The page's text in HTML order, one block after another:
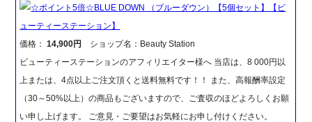
☆ポイント5倍☆BLUE DOWN （ブルーダウン）【5個セット】【ビ
ューティーステーション】
価格：14,900円
ショップ名：Beauty Station
ビューティーステーションのアフィリエイター様へ 当店は、8 000円以
上または、4点以上ご注文頂くと送料無料です！！ また、高報酬率設定
（30～50%以上）の商品もございますので、ご査収のほどよろしくお願
い申し上げます。 ご意見・ご要望はお気軽にお申し付けください。